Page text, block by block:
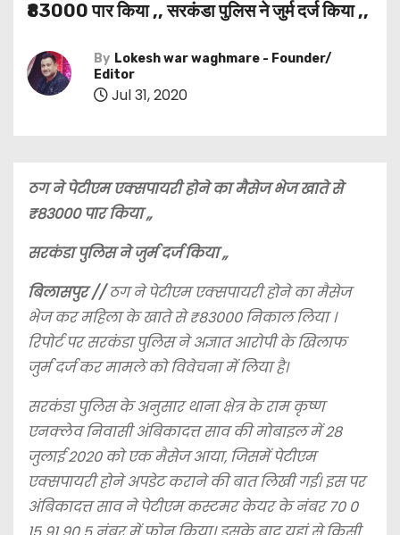
₹83000 पार किया ,, सरकंडा पुलिस ने जुर्म दर्ज किया ,,
By Lokesh war waghmare - Founder/
Editor
Jul 31, 2020
ठग ने पेटीएम एक्सपायरी होने का मैसेज भेज खाते से
₹83000 पार किया ,,
सरकंडा पुलिस ने जुर्म दर्ज किया ,,
बिलासपुर //ठग ने पेटीएम एक्सपायरी होने का मैसेज
भेज कर महिला के खाते से ₹83000 निकाल लिया ।
रिपोर्ट पर सरकंडा पुलिस ने अज्ञात आरोपी के खिलाफ
जुर्म दर्ज कर मामले को विवेचना में लिया है।
सरकंडा पुलिस के अनुसार थाना क्षेत्र के राम कृष्ण
एनक्लेव निवासी अंबिकादत्त साव की मोबाइल में 28
जुलाई 2020 को एक मैसेज आया, जिसमें पेटीएम
एक्सपायरी होने अपडेट कराने की बात लिखी गई। इस पर
अंबिकादत्त साव ने पेटीएम कस्टमर केयर के नंबर 70 0